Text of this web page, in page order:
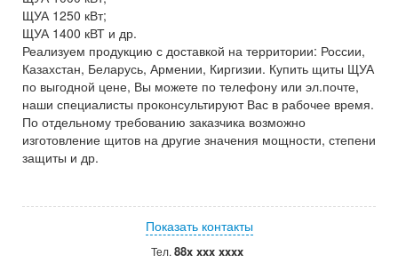
ЩУА 1250 кВт;
ЩУА 1400 кВТ и др.
Реализуем продукцию с доставкой на территории: России,
Казахстан, Беларусь, Армении, Киргизии. Купить щиты ЩУА
по выгодной цене, Вы можете по телефону или эл.почте,
наши специалисты проконсультируют Вас в рабочее время.
По отдельному требованию заказчика возможно
изготовление щитов на другие значения мощности, степени
защиты и др.
Показать контакты
Тел. 88x xxx xxxx